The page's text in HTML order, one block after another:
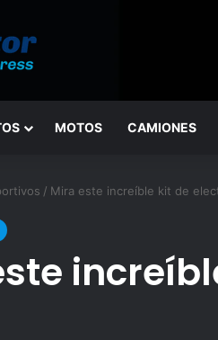
MOTOS CAMIONES
/ Mira este increíble kit de